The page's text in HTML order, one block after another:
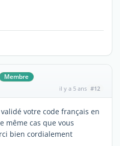
Membre
il y a 5 ans #12
votre code français en
même cas que vous
bien cordialement